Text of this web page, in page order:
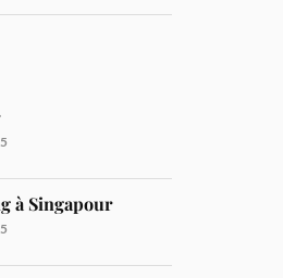
à Singapour